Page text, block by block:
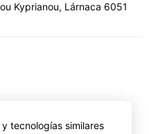
Kyprianou, Lárnaca 6051
tecnologías similares